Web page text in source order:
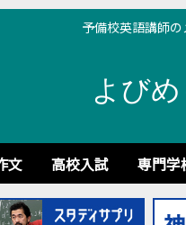
予備校英語講師
よびめ
文 高校入試 専門学